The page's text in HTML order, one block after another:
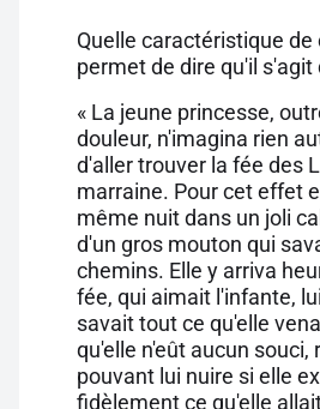
Quelle caractéristique de
permet de dire qu'il s'agit
« La jeune princesse,
douleur, n'imagina rien
d'aller trouver la fée des
marraine. Pour cet effet
même nuit dans un joli
d'un gros mouton qui
chemins. Elle y arriva
fée, qui aimait l'infante,
savait tout ce qu'elle
qu'elle n'eût aucun souci,
pouvant lui nuire si elle
fidèlement ce qu'elle